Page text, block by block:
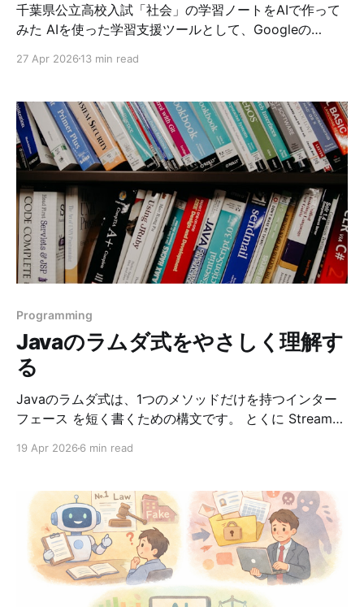
千葉県公立高校入試「社会」の学習ノートをAIで作って
みた AIを使った学習支援ツールとして、Googleの
PDF、Webサイト、YouTube動画、Googleドキュメン
内容をもとに質問に答えたり、要約、学習ガイド、音声
解説、クイズなどを作成したりできるAIツールです。
Google公式ヘルプでも、NotebookLMは「アイデアを
整理・洗練するためのAI搭載リサーチアシスタント」と
説明されています。 今回は、2027年度の千葉県公立高
校入試に向けて、社会の学習用ノートブックを作る とい
う例で、NotebookLMの使い方を紹介します。
NotebookLMとは？ NotebookLMは、ひとことで言う
と、 自分が用意した資料をもとに回答してくれるAIノー
ト です。 通常の生成AIでは、AIが持っている一般的な知
ザーがアップロードしたPDFやWebページなどの「ソー
ス」をもとに回答し
27 Apr 2026 13 min read
Programming
Javaのラムダ式をやさしく理解す
る
Javaのラムダ式は、1つのメソッドだけを持つインター
フェース を短く書くための構文です。 とくに Stream
繁に使われます。 この記事では、Javaのラムダ式につ
務でよく使うパターン 3. Runnable の意味と使いどころ
4. compare(a.length(), b.length()) が昇順になる理由 5.
身についたか確認するためのテスト ラムダ式とは まず
は、無名クラスとの違いを見るとイメージしやすいで
す。 無名クラスで Runnable を書くと次のようになりま
19 Apr 2026 6 min read